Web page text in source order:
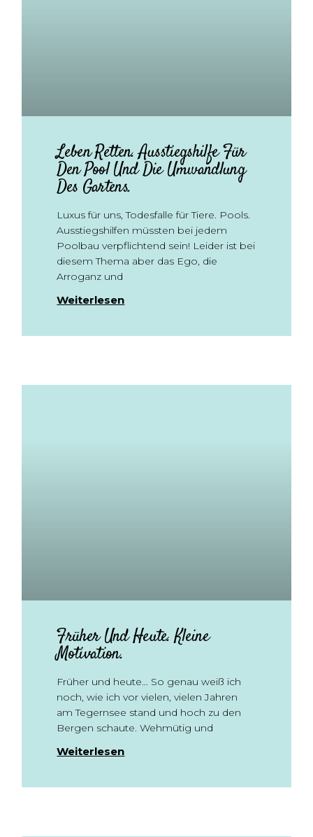
Leben Retten. Ausstiegshilfe Für
Den Pool Und Die Umwandlung
Des Gartens.
Luxus für uns, Todesfalle für Tiere. Pools.
Ausstiegshilfen müssten bei jedem
Poolbau verpflichtend sein! Leider ist bei
diesem Thema aber das Ego, die
Arroganz und
Weiterlesen
Früher Und Heute. Kleine
Motivation.
Früher und heute… So genau weiß ich
noch, wie ich vor vielen, vielen Jahren
am Tegernsee stand und hoch zu den
Bergen schaute. Wehmütig und
Weiterlesen